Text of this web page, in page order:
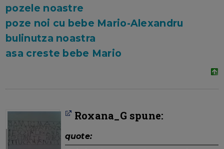
pozele noastre
poze noi cu bebe Mario-Alexandru
bulinutza noastra
asa creste bebe Mario
Roxana_G spune:
quote: